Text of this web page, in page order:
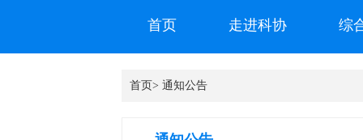
首页 走进科协 综
首页> 通知公告